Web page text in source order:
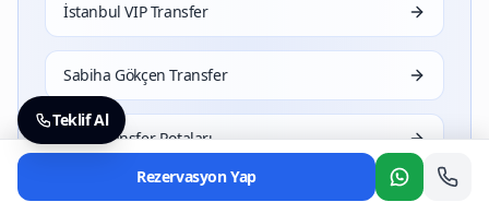
İstanbul VIP Transfer
Sabiha Gökçen Transfer
Tüm Transfer Rotaları
Antalya Havalimanı Transfer
Rezervasyon Yap
Whatsapp
Teklif Al